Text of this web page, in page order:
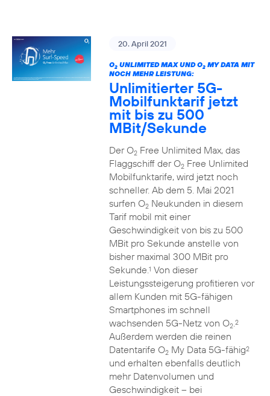
20. April 2021
O2UNLIMITED MAX UND O2MY DATA MIT
NOCH MEHR LEISTUNG:
Unlimitierter 5G-
Mobilfunktarif jetzt
mit bis zu 500
MBit/Sekunde
Der O2Free Unlimited Max, das
Flaggschiff der O2Free Unlimited
Mobilfunktarife, wird jetzt noch
schneller. Ab dem 5. Mai 2021
surfen O2Neukunden in diesem
Tarif mobil mit einer
Geschwindigkeit von bis zu 500
MBit pro Sekunde anstelle von
bisher maximal 300 MBit pro
Sekunde.1 Von dieser
Leistungssteigerung profitieren vor
allem Kunden mit 5G-fähigen
Smartphones im schnell
wachsenden 5G-Netz von O2.2
Außerdem werden die reinen
Datentarife O2My Data 5G-fähig2
und erhalten ebenfalls deutlich
mehr Datenvolumen und
Geschwindigkeit – bei